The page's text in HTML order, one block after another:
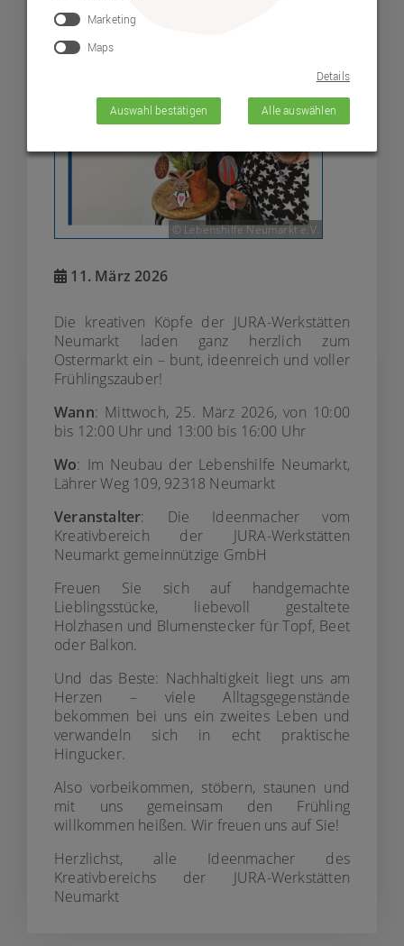
© Lebenshilfe Neumarkt e.V.
11. März 2026
Die kreativen Köpfe der JURA-Werkstätten
Neumarkt laden ganz herzlich zum
Ostermarkt ein – bunt, ideenreich und voller
Frühlingszauber!
Wann: Mittwoch, 25. März 2026, von 10:00
bis 12:00 Uhr und 13:00 bis 16:00 Uhr
Wo: Im Neubau der Lebenshilfe Neumarkt,
Lährer Weg 109, 92318 Neumarkt
Veranstalter: Die Ideenmacher vom
Kreativbereich der JURA-Werkstätten
Neumarkt gemeinnützige GmbH
Freuen Sie sich auf handgemachte
Lieblingsstücke, liebevoll gestaltete
Holzhasen und Blumenstecker für Topf, Beet
oder Balkon.
Und das Beste: Nachhaltigkeit liegt uns am
Herzen – viele Alltagsgegenstände
bekommen bei uns ein zweites Leben und
verwandeln sich in echt praktische
Hingucker.
Also vorbeikommen, stöbern, staunen und
mit uns gemeinsam den Frühling
willkommen heißen. Wir freuen uns auf Sie!
Herzlichst, alle Ideenmacher des
Kreativbereichs der JURA-Werkstätten
Neumarkt
Auswahl bestätigen Alle auswählen
Marketing
Maps
Details